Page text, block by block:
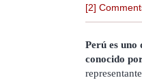
[2]
Perú es uno
conocido